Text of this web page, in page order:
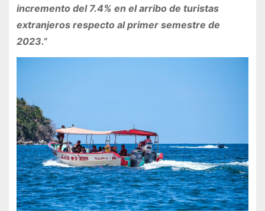
incremento del 7.4% en el arribo de turistas
extranjeros respecto al primer semestre de
2023.”